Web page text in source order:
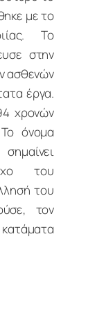
με το
Το
στην
ασθενών
έργα.
χρονών
όνομα
του
του
τον